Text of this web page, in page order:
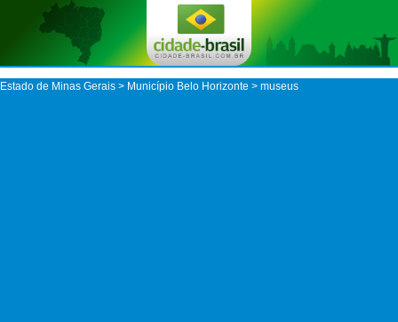
Estado de Minas Gerais > Município Belo Horizonte > museus